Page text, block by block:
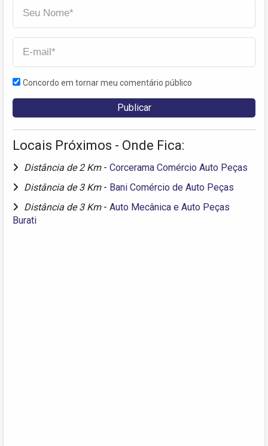
Concordo em tornar meu comentário público
Locais Próximos - Onde Fica:
Distância de 2 Km - Corcerama Comércio Auto Peças
Distância de 3 Km - Bani Comércio de Auto Peças
Distância de 3 Km - Auto Mecânica e Auto Peças
Burati